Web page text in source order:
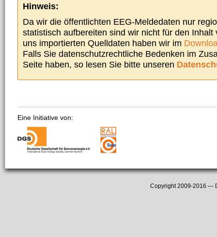
Hinweis:
Da wir die öffentlichten EEG-Meldedaten nur
statistisch aufbereiten sind wir nicht für den Inhalt
uns importierten Quelldaten haben wir im
Falls Sie datenschutzrechtliche Bedenken im
Seite haben, so lesen Sie bitte unseren
Eine Initiative von:
Copyright 2009-2016 —